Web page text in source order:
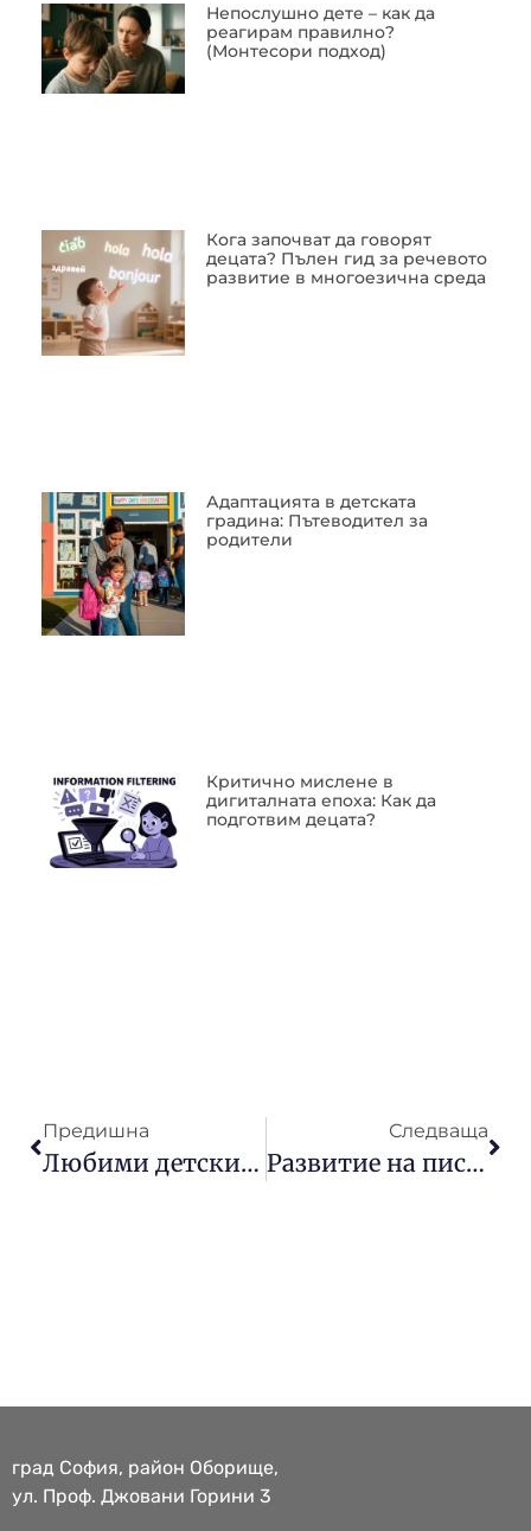
Непослушно дете – как да
реагирам правилно?
(Монтесори подход)
Кога започват да говорят
децата? Пълен гид за речевото
развитие в многоезична среда
Адаптацията в детската
градина: Пътеводител за
родители
Критично мислене в
дигиталната епоха: Как да
подготвим децата?
Предишна
Любими детски книги
Следваща
Развитие на писането в ранна възраст
град София, район Оборище,
ул. Проф. Джовани Горини 3